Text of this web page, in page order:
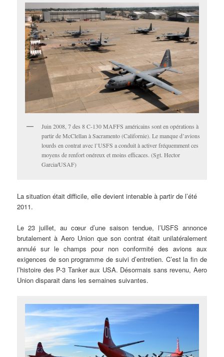
Juin 2008, 7 des 8 C-130 MAFFS américains sont en opérations à
partir de McClellan à Sacramento (Californie). Le manque d’avions
lourds en contrat avec l’USFS a conduit à activer fréquemment ces
moyens de renfort onéreux et moins efficaces. (Sgt. Hector
Garcia/USAF)
La situation était difficile, elle devient intenable à partir de l’été
2011.
Le 23 juillet, au cœur d’une saison tendue, l’USFS annonce
brutalement à Aero Union que son contrat était unilatéralement
annulé sur le champs pour non conformité des avions aux
exigences de son programme de suivi d’entretien. C’est la fin de
l’histoire des P-3 Tanker aux USA. Désormais sans revenu, Aero
Union disparait dans les semaines suivantes.